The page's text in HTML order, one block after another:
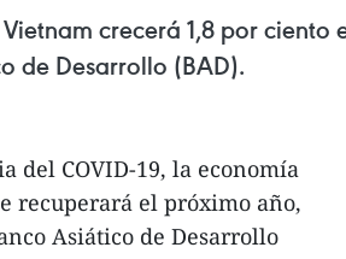
crecerá 1,8 por
de Desarrollo (BAD).
del COVID-19, la economía
recuperará el próximo año,
Asiático de Desarrollo